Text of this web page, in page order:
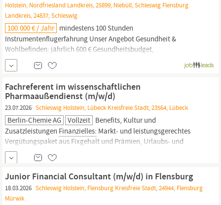
Holstein, Nordfriesland Landkreis, 25899, Niebüll, Schleswig Flensburg
Landkreis, 24837, Schleswig
100.000 € / Jahr mindestens 100 Stunden
Instrumentenflugerfahrung Unser Angebot Gesundheit &
Wohlbefinden: jährlich 600 € Gesundheitsbudget,
Facharzt‑Terminservice, Videosprechstunde & digitaler
Gesundheitscoach mit FairFamily, Krisenbegleitung Mobilität:
Vereinbarkeit von Beruf & Familie:
Fachreferent im wissenschaftlichen
Pharmaaußendienst (m/w/d)
23.07.2026 Schleswig Holstein, Lübeck Kreisfreie Stadt, 23564, Lübeck
Berlin-Chemie AG Vollzeit Benefits, Kultur und
Zusatzleistungen Finanzielles: Markt- und leistungsgerechtes
Vergütungspaket aus Fixgehalt und Prämien, Urlaubs- und
Weihnachtsgeld, betriebliche Altersvorsorge,
Versicherungsleistungen,
performanceabhängige Auszeichnungen, Rabatte über Plattform
Corporate Benefits Work-Life...
Junior Financial Consultant (m/w/d) in Flensburg
18.03.2026 Schleswig Holstein, Flensburg Kreisfreie Stadt, 24944, Flensburg
Mürwik